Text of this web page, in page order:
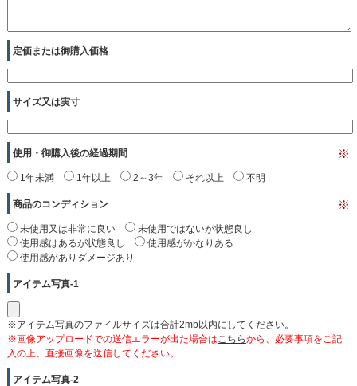
定価または御購入価格
サイズ又は実寸
使用・御購入後の経過期間 ※
1年未満 1年以上 2～3年 それ以上 不明
商品のコンディション ※
未使用又は非常に良い
未使用ではないが状態良し
使用感はあるが状態良し
使用感がかなりある
使用感がありダメージあり
アイテム写真-1
※アイテム写真のファイルサイズは合計2mb以内にしてください。
※画像アップロードでの送信エラーが出た場合は こちらから、必要事項をご記
入の上、直接画像を送信してください。
アイテム写真-2